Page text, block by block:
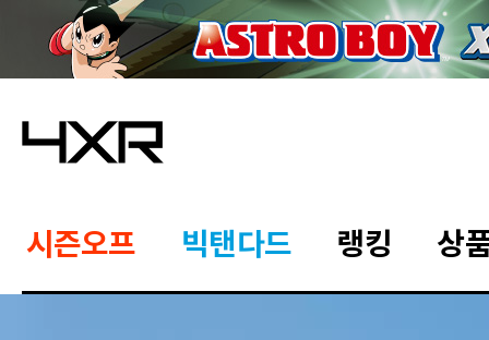
시즌오프 빅탠다드 랭킹 상